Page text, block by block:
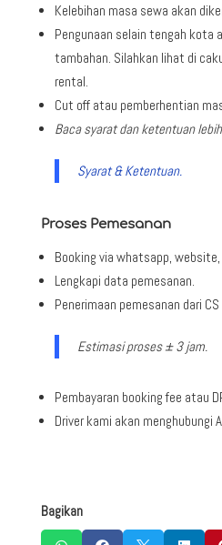
Kelebihan masa sewa akan
Pengunaan selain tengah kota
tambahan. Silahkan lihat di
rental.
Cut off atau pemberhentian
Baca syarat dan ketentuan
Syarat & Ketentuan.
Proses Pemesanan
Booking via whatsapp,
Lengkapi data pemesanan.
Penerimaan pemesanan dari
Estimasi proses ± 3 jam.
Pembayaran booking fee atau
Driver kami akan menghubungi
Bagikan